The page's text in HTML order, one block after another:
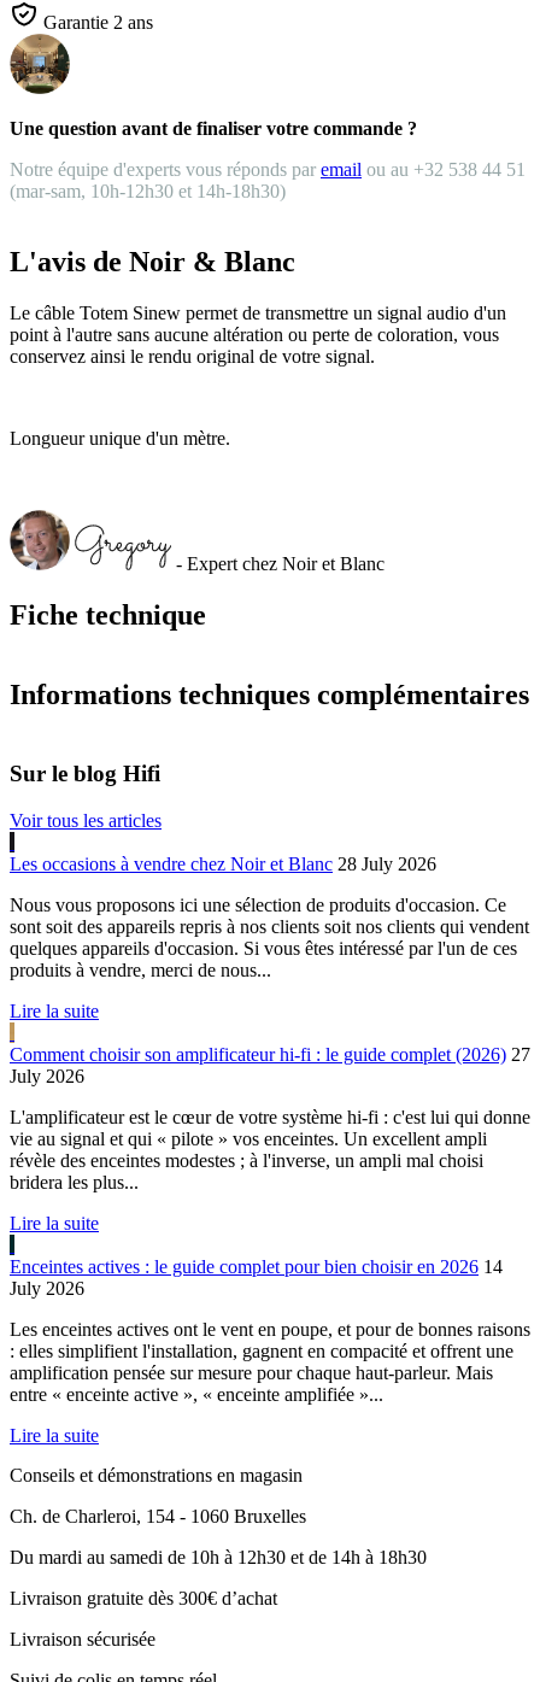
Garantie 2 ans
Une question avant de finaliser votre commande ?
Notre équipe d'experts vous réponds par email ou au +32 538 44 51
(mar-sam, 10h-12h30 et 14h-18h30)
Fiche technique
Informations techniques complémentaires
L'avis de Noir & Blanc
Le câble Totem Sinew permet de transmettre un signal audio d'un
point à l'autre sans aucune altération ou perte de coloration, vous
conservez ainsi le rendu original de votre signal.
Longueur unique d'un mètre.
- Expert chez Noir et Blanc
Sur le blog Hifi
Voir tous les articles
Les occasions à vendre chez Noir et Blanc 28 July 2026
Nous vous proposons ici une sélection de produits d'occasion. Ce
sont soit des appareils repris à nos clients soit nos clients qui vendent
quelques appareils d'occasion. Si vous êtes intéressé par l'un de ces
produits à vendre, merci de nous...
Lire la suite
Comment choisir son amplificateur hi-fi : le guide complet (2026) 27
July 2026
L'amplificateur est le cœur de votre système hi-fi : c'est lui qui donne
vie au signal et qui « pilote » vos enceintes. Un excellent ampli
révèle des enceintes modestes ; à l'inverse, un ampli mal choisi
bridera les plus...
Lire la suite
Enceintes actives : le guide complet pour bien choisir en 2026 14
July 2026
Les enceintes actives ont le vent en poupe, et pour de bonnes raisons
: elles simplifient l'installation, gagnent en compacité et offrent une
amplification pensée sur mesure pour chaque haut-parleur. Mais
entre « enceinte active », « enceinte amplifiée »...
Lire la suite
Conseils et démonstrations en magasin
Ch. de Charleroi, 154 - 1060 Bruxelles
Du mardi au samedi de 10h à 12h30 et de 14h à 18h30
Livraison gratuite dès 300€ d’achat
Livraison sécurisée